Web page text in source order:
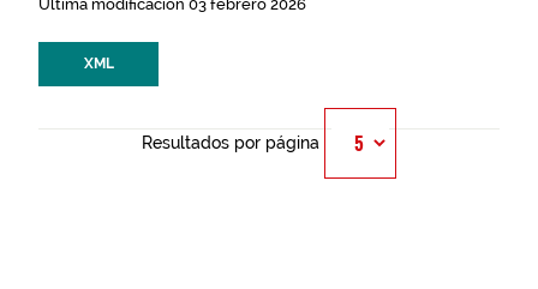
Última modificación 03 febrero 2026
XML
Resultados por página